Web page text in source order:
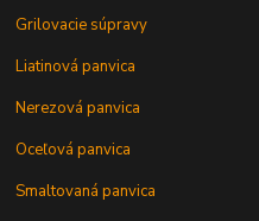
Grilovacie súpravy
Liatinová panvica
Nerezová panvica
Oceľová panvica
Smaltovaná panvica